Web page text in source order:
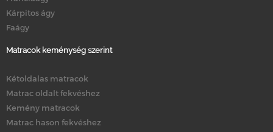
Kárpitos ágy
Faágy
Matracok keménység szerint
Kétoldalas matracok
Matrac oldalt fekvéshez
Kemény matracok
Matrac hason fekvéshez